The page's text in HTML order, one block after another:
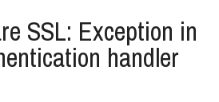
SSL: Exception in
handler